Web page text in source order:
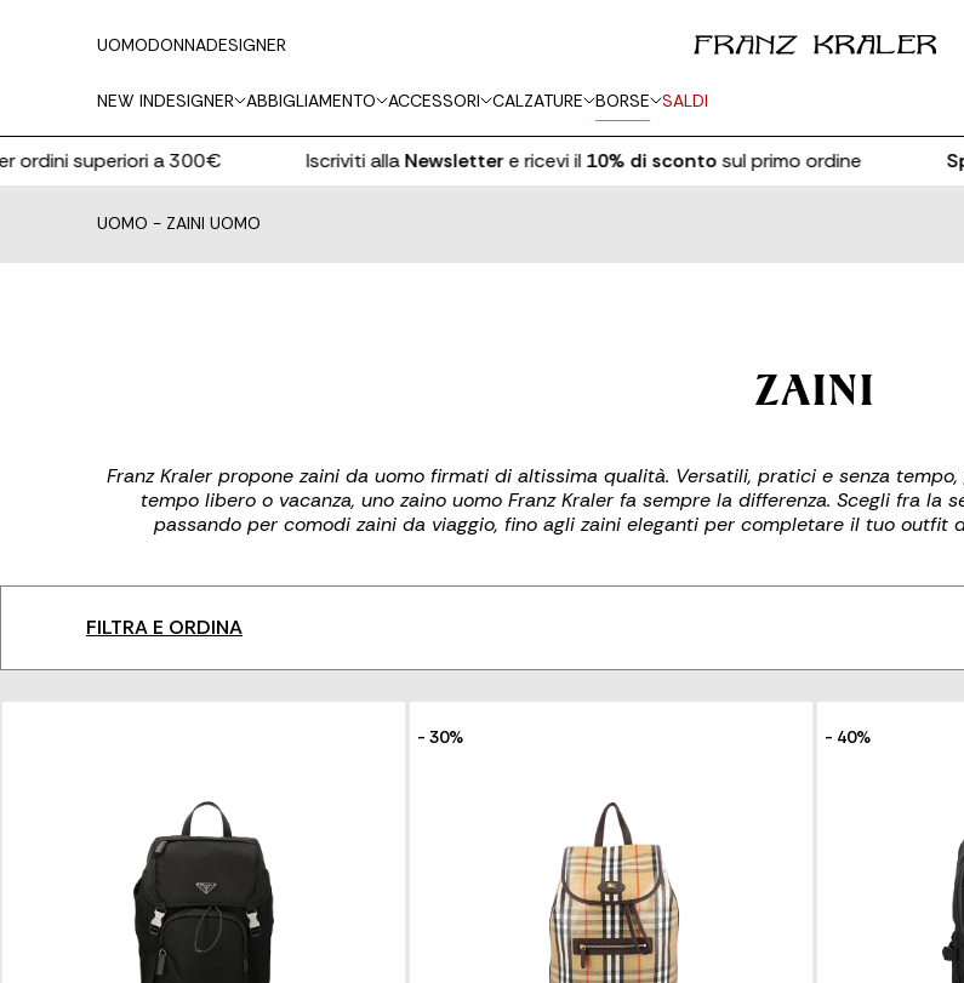
UOMODONNADESIGNER
NEW INDESIGNER ABBIGLIAMENTO ACCESSORI CALZATURE BORSE SALDI
superiori a 300€ Iscriviti allaNewslettere ricevi il10% di scontosul primo ordine
UOMO - ZAINI UOMO
ZAINI
Franz Kraler propone zaini da uomo firmati di altissima qualità. Versatili, pratici e senza
tempo libero o vacanza, uno zaino uomo Franz Kraler fa sempre la differenza. Scegli fra
passando per comodi zaini da viaggio, fino agli zaini eleganti per completare il tuo outfit
FILTRA E ORDINA
- 30% - 40%